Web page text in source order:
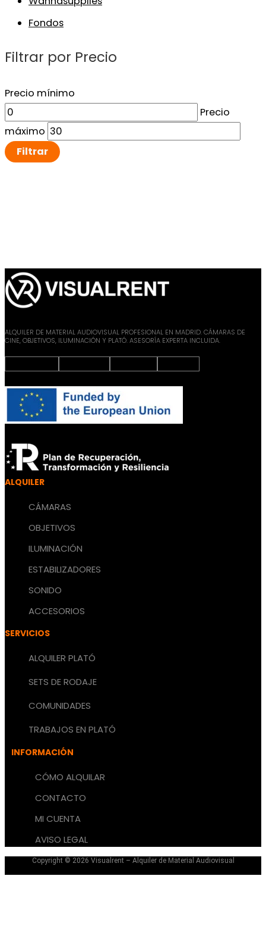
Fondos
Filtrar por Precio
Precio mínimo
Precio
máximo
Filtrar
ALQUILER DE MATERIAL AUDIOVISUAL PROFESIONAL EN MADRID. CÁMARAS DE
CINE, OBJETIVOS, ILUMINACIÓN Y PLATÓ. ASESORÍA EXPERTA INCLUIDA.
ALQUILER
CÁMARAS
OBJETIVOS
ILUMINACIÓN
ESTABILIZADORES
SONIDO
ACCESORIOS
SERVICIOS
ALQUILER PLATÓ
SETS DE RODAJE
COMUNIDADES
TRABAJOS EN PLATÓ
INFORMACIÓN
CÓMO ALQUILAR
CONTACTO
MI CUENTA
AVISO LEGAL
Copyright © 2026 Visualrent – Alquiler de Material Audiovisual